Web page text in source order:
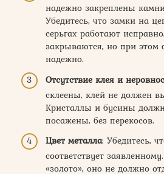
надежно закреплены
Убедитесь, что замки на
серьгах работают
закрываются, но при
надежно.
Отсутствие клея и
склеены, клей не должен
Кристаллы и бусины
посажены, без перекосов.
Цвет металла: Убедитесь,
соответствует
«золото», оно не должно